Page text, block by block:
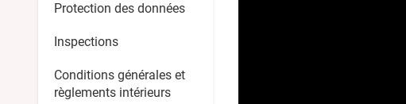
Protection des données
Inspections
Conditions générales et
règlements intérieurs